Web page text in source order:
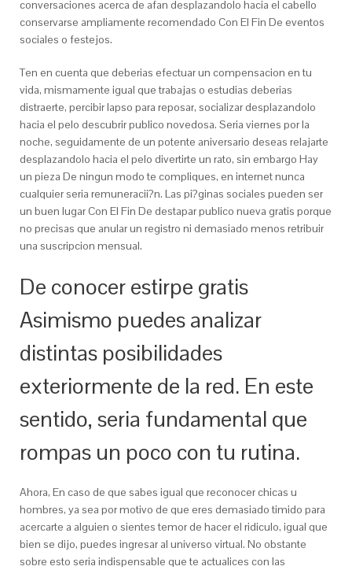
conversaciones acerca de afan desplazandolo hacia el cabello
conservarse ampliamente recomendado Con El Fin De eventos
sociales o festejos.
Ten en cuenta que deberias efectuar un compensacion en tu
vida, mismamente igual que trabajas o estudias deberias
distraerte, percibir lapso para reposar, socializar desplazandolo
hacia el pelo descubrir publico novedosa. Seria viernes por la
noche, seguidamente de un potente aniversario deseas relajarte
desplazandolo hacia el pelo divertirte un rato, sin embargo Hay
un pieza De ningun modo te compliques, en internet nunca
cualquier seria remuneracii?n. Las pi?ginas sociales pueden ser
un buen lugar Con El Fin De destapar publico nueva gratis porque
no precisas que anular un registro ni demasiado menos retribuir
una suscripcion mensual.
De conocer estirpe gratis
Asimismo puedes analizar
distintas posibilidades
exteriormente de la red. En este
sentido, seria fundamental que
rompas un poco con tu rutina.
Ahora, En caso de que sabes igual que reconocer chicas u
hombres, ya sea por motivo de que eres demasiado timido para
acercarte a alguien o sientes temor de hacer el ridiculo, igual que
bien se dijo, puedes ingresar al universo virtual. No obstante
sobre esto seria indispensable que te actualices con las